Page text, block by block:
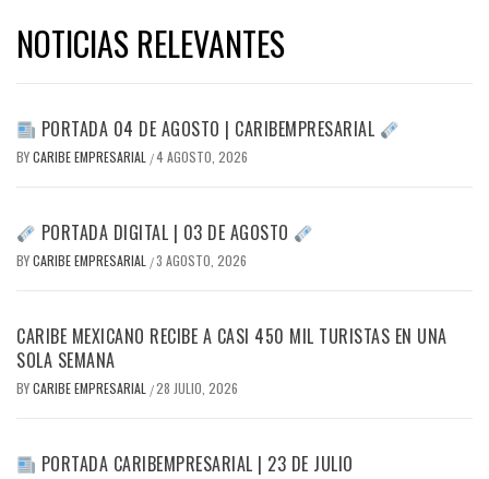
NOTICIAS RELEVANTES
PORTADA 04 DE AGOSTO | CARIBEMPRESARIAL
BYCARIBE EMPRESARIAL /4 AGOSTO, 2026
PORTADA DIGITAL | 03 DE AGOSTO
BYCARIBE EMPRESARIAL /3 AGOSTO, 2026
CARIBE MEXICANO RECIBE A CASI 450 MIL TURISTAS EN UNA
SOLA SEMANA
BYCARIBE EMPRESARIAL /28 JULIO, 2026
PORTADA CARIBEMPRESARIAL | 23 DE JULIO